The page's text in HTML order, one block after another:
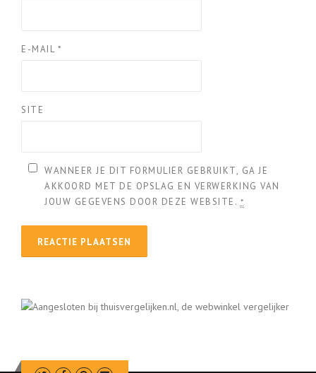
E-MAIL *
SITE
WANNEER JE DIT FORMULIER GEBRUIKT, GA JE
AKKOORD MET DE OPSLAG EN VERWERKING VAN
JOUW GEGEVENS DOOR DEZE WEBSITE. *